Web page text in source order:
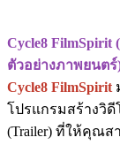
Cycle8 FilmSpirit
ตัวอย่างภาพยนตร์
Cycle8 FilmSpirit
โปรแกรมสร้างวิดี
(Trailer) ที่ให้คุณส